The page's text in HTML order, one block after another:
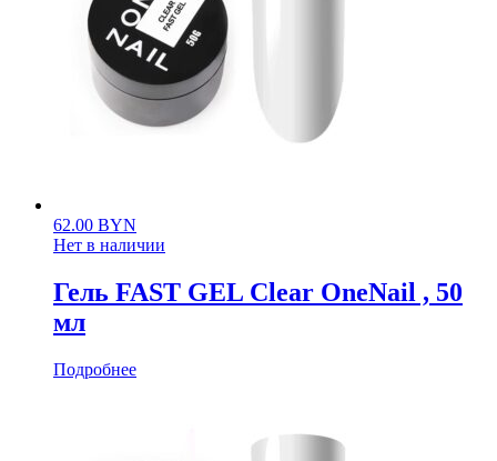
62.00 BYN
Нет в наличии
Гель FAST GEL Clear OneNail , 50
мл
Подробнее